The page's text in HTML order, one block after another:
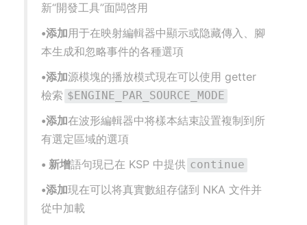
新“開發工具”面闆啓用
•添加用于在映射編輯器中顯示或隐藏傳入、腳
本生成和忽略事件的各種選項
•添加源模塊的播放模式現在可以使用 getter
檢索 $ENGINE_PAR_SOURCE_MODE
•添加在波形編輯器中将樣本結束設置複制到所
有選定區域的選項
• 新增語句現已在 KSP 中提供 continue
•添加現在可以将真實數組存儲到 NKA 文件并
從中加載